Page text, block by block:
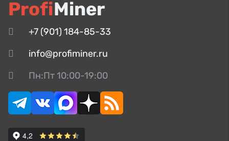
ProfiMiner
+7 (901) 184-85-33
info@profiminer.ru
Пн:Пт 10:00-19:00